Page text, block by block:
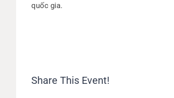
quốc gia.
Share This Event!